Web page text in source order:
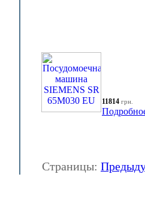
11814 грн.
Страницы: